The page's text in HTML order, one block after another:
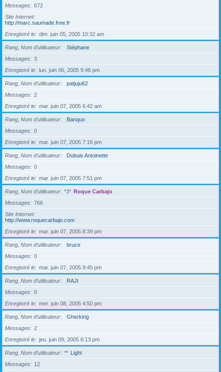
Messages
672
Site Internet
http://marc.saumade.free.fr
Enregistré le
dim. juin 05, 2005 10:32 am
Rang, Nom d’utilisateur
Stéphane
Messages
3
Enregistré le
lun. juin 06, 2005 9:46 pm
Rang, Nom d’utilisateur
patjuju62
Messages
2
Enregistré le
mar. juin 07, 2005 6:42 am
Rang, Nom d’utilisateur
Banquo
Messages
0
Enregistré le
mar. juin 07, 2005 7:16 pm
Rang, Nom d’utilisateur
Dubuis Antoinette
Messages
0
Enregistré le
mar. juin 07, 2005 7:51 pm
Rang, Nom d’utilisateur *3* Roque Carbajo
Messages
766
Site Internet
http://www.roquecarbajo.com
Enregistré le
mar. juin 07, 2005 8:39 pm
Rang, Nom d’utilisateur
bruce
Messages
0
Enregistré le
mar. juin 07, 2005 9:45 pm
Rang, Nom d’utilisateur
RAJI
Messages
0
Enregistré le
mer. juin 08, 2005 4:50 pm
Rang, Nom d’utilisateur
Gherking
Messages
2
Enregistré le
jeu. juin 09, 2005 6:13 pm
Rang, Nom d’utilisateur ** Light
Messages
12